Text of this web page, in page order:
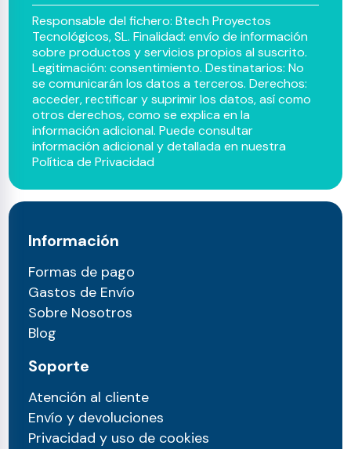
Responsable del fichero: Btech Proyectos
Tecnológicos, SL. Finalidad: envío de información
sobre productos y servicios propios al suscrito.
Legitimación: consentimiento. Destinatarios: No
se comunicarán los datos a terceros. Derechos:
acceder, rectificar y suprimir los datos, así como
otros derechos, como se explica en la
información adicional. Puede consultar
información adicional y detallada en nuestra
Política de Privacidad
Información
Formas de pago
Gastos de Envío
Sobre Nosotros
Blog
Soporte
Atención al cliente
Envío y devoluciones
Privacidad y uso de cookies